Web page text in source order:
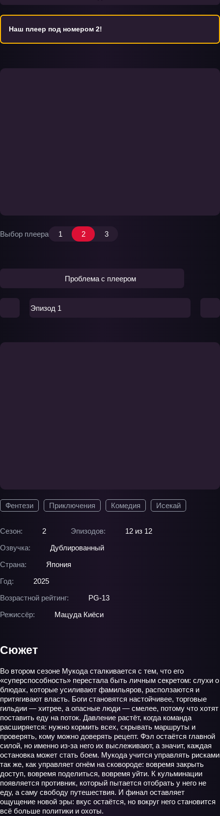
Фентези Приключения Комедия Исекай
Сезон: 2 Эпизодов:
12 из 12
Озвучка:
Дублированный
Страна:
Япония
Год:
2025
Возрастной рейтинг:
PG-13
Режиссёр:
Мацуда Киёси
Наш плеер под номером 2!
Выбор плеера 1 2 3
Проблема с плеером
Эпизод 1
Сюжет
Во втором сезоне Мукода сталкивается с тем, что его
«суперспособность» перестала быть личным секретом: слухи о
блюдах, которые усиливают фамильяров, расползаются и
притягивают власть. Боги становятся настойчивее, торговые
гильдии — хитрее, а опасные люди — смелее, потому что хотят
поставить еду на поток. Давление растёт, когда команда
расширяется: нужно кормить всех, скрывать маршруты и
проверять, кому можно доверять рецепт. Фэл остаётся главной
силой, но именно из‑за него их выслеживают, а значит, каждая
остановка может стать боем. Мукода учится управлять рисками
так же, как управляет огнём на сковороде: вовремя закрыть
доступ, вовремя поделиться, вовремя уйти. К кульминации
появляется противник, который пытается отобрать у него не
еду, а саму свободу путешествия. И финал оставляет
ощущение новой эры: вкус остаётся, но вокруг него становится
всё больше политики и охоты.